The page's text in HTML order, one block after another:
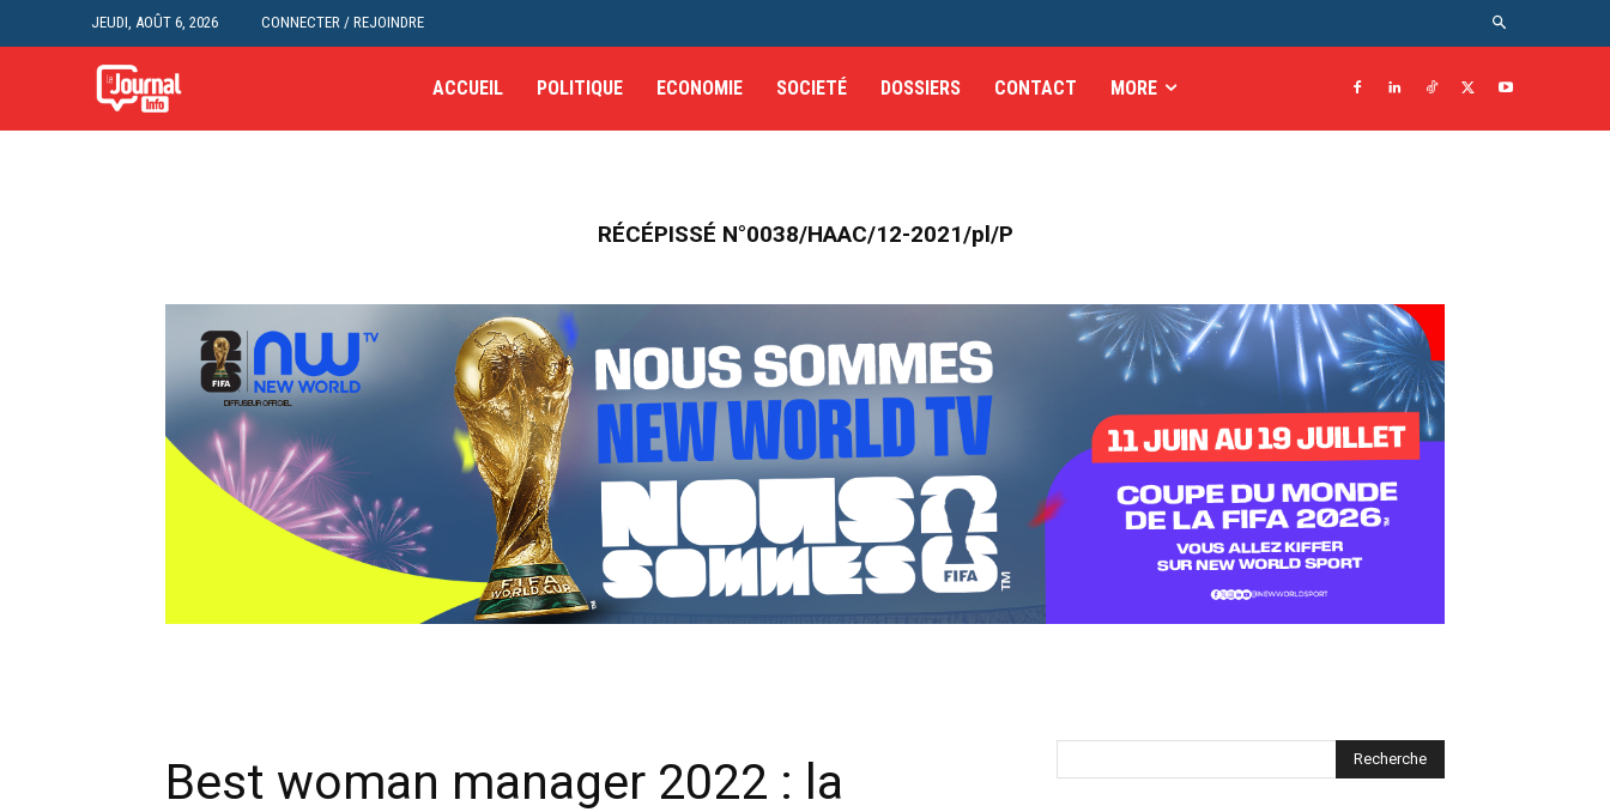
JEUDI, AOÛT 6, 2026 CONNECTER / REJOINDRE
ACCUEIL POLITIQUE ECONOMIE SOCIETÉ DOSSIERS CONTACT MORE
RÉCÉPISSÉ N°0038/HAAC/12-2021/pl/P
Best woman manager 2022 : la